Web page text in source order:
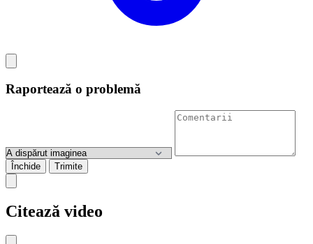
Raportează o problemă
Închide Trimite
Citează video